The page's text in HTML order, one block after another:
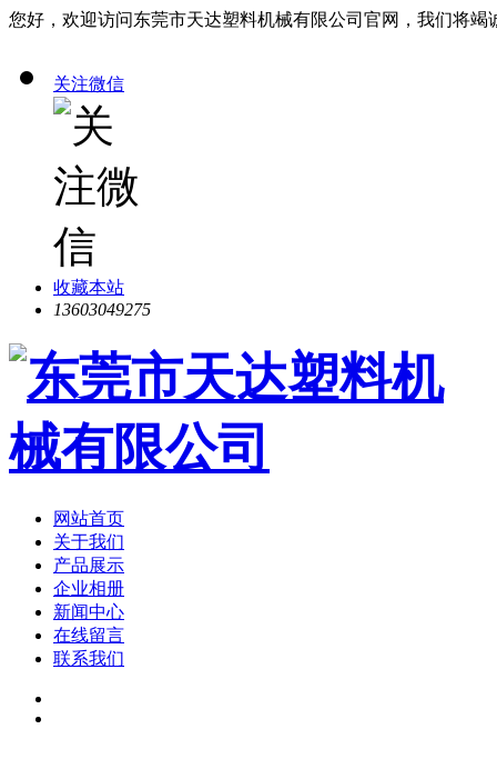
您好，欢迎访问东莞市天达塑料机械有限公司官网，我们将竭
关注微信
收藏本站
13603049275
网站首页
关于我们
产品展示
企业相册
新闻中心
在线留言
联系我们